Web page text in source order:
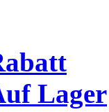
Lager